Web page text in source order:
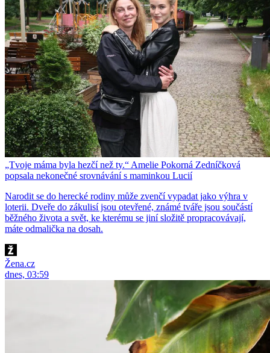
„Tvoje máma byla hezčí než ty.“ Amelie Pokorná Zedníčková
popsala nekonečné srovnávání s maminkou Lucií
Narodit se do herecké rodiny může zvenčí vypadat jako výhra v
loterii. Dveře do zákulisí jsou otevřené, známé tváře jsou součástí
běžného života a svět, ke kterému se jiní složitě propracovávají,
máte odmalička na dosah.
Žena.cz
dnes, 03:59